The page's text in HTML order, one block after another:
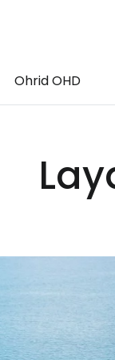
Ohrid OHD